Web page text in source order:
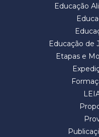
Educação
Educação de
Etapas e